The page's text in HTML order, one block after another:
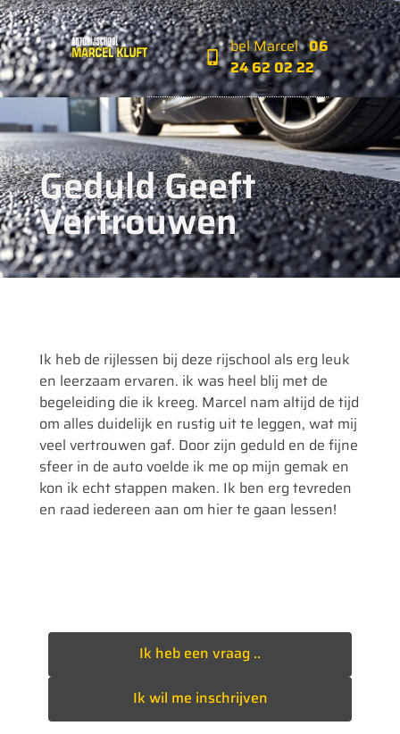
bel Marcel06
24 62 02 22‬‬
Geduld Geeft
Vertrouwen
Ik heb de rijlessen bij deze rijschool als erg leuk
en leerzaam ervaren. ik was heel blij met de
begeleiding die ik kreeg. Marcel nam altijd de tijd
om alles duidelijk en rustig uit te leggen, wat mij
veel vertrouwen gaf. Door zijn geduld en de fijne
sfeer in de auto voelde ik me op mijn gemak en
kon ik echt stappen maken. Ik ben erg tevreden
en raad iedereen aan om hier te gaan lessen!
Ik heb een vraag ..
Ik wil me inschrijven